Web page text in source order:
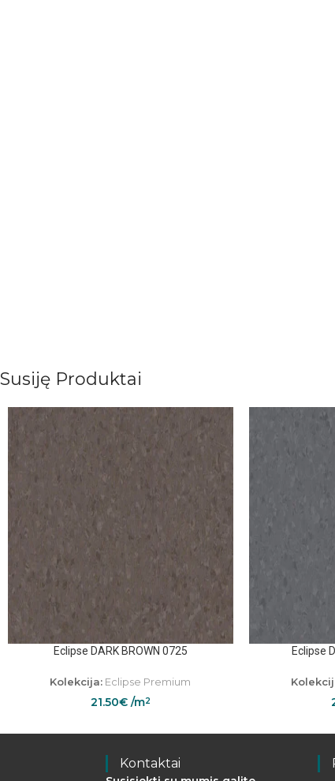
Susiję Produktai
Eclipse DARK BROWN 0725
Kolekcija: Eclipse Premium
21.50€/m2
Eclipse
Kontaktai